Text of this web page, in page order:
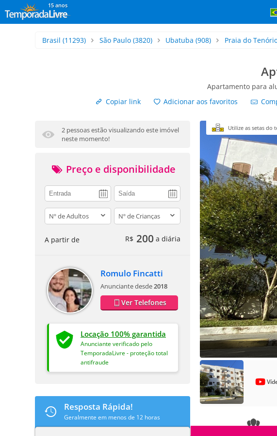
15 anos
Brasil (11293) São Paulo(3820) Ubatuba (908) Praia do
Apartamento para
Copiar link
Adicionar aos favoritos
2 pessoas estão visualizando este imóvel
neste momento!
Preço e disponibilidade
adults children
A partir de R$ 200 a diária
Romulo Fincatti
Anunciante desde2018
Ver Telefones
Locação 100% garantida
Anunciante verificado pelo
TemporadaLivre - proteção total
antifraude
Resposta Rápida!
Geralmente em menos de 12 horas
Utilize as setas do